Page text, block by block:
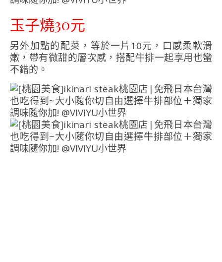
玉子燒30元
另外加點的配菜，等於一片10元，口感柔軟滑
嫩，帶有微甜的層次感，搭配牛排一起享用也蠻
不錯的。